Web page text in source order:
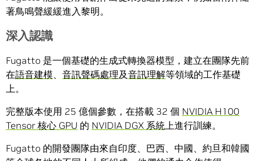
著鳥鳴聲緩緩進入黎明。
深入認識
Fugatto 是一個基礎的生成式轉換器模型，建立在團隊先前
在語音建模、 音訊聲碼處理及音訊理解等領域的工作基礎
上。
完整版本使用 25 億個參數，在搭載 32 個 NVIDIA H100
Tensor 核心 GPU 的 NVIDIA DGX 系統上進行訓練。
Fugatto 的開發團隊由來自印度、巴西、中國、約旦和韓國